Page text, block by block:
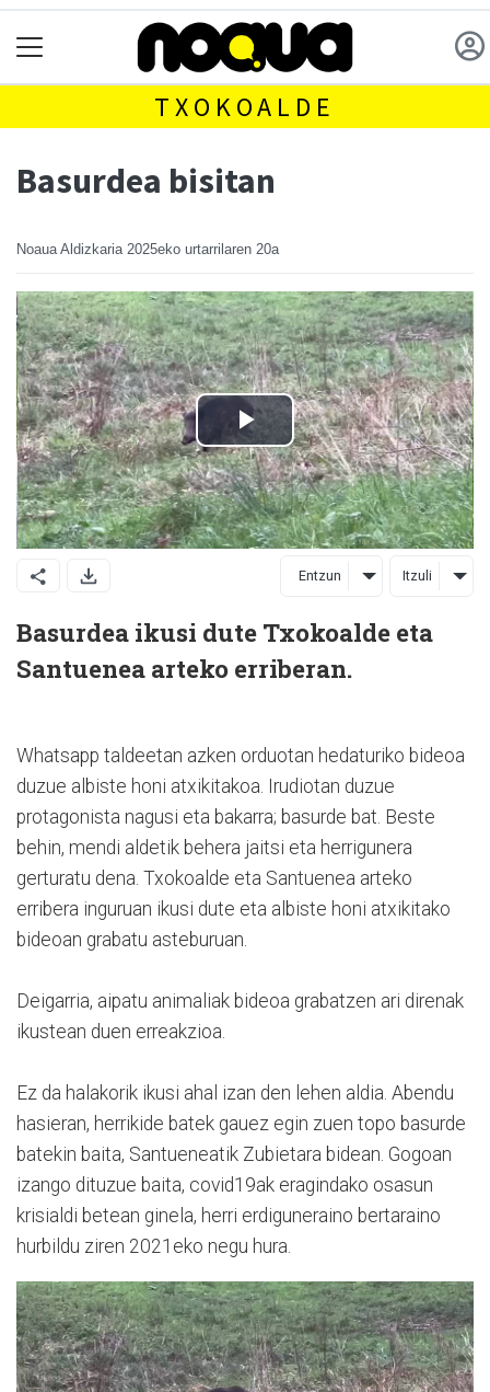
TXOKOALDE
Basurdea bisitan
Noaua Aldizkaria 2025eko urtarrilaren 20a
Entzun Itzuli
Basurdea ikusi dute Txokoalde eta
Santuenea arteko erriberan.
Whatsapp taldeetan azken orduotan hedaturiko bideoa
duzue albiste honi atxikitakoa. Irudiotan duzue
protagonista nagusi eta bakarra; basurde bat. Beste
behin, mendi aldetik behera jaitsi eta herrigunera
gerturatu dena. Txokoalde eta Santuenea arteko
erribera inguruan ikusi dute eta albiste honi atxikitako
bideoan grabatu asteburuan.
Deigarria, aipatu animaliak bideoa grabatzen ari direnak
ikustean duen erreakzioa.
Ez da halakorik ikusi ahal izan den lehen aldia. Abendu
hasieran, herrikide batek gauez egin zuen topo basurde
batekin baita, Santueneatik Zubietara bidean. Gogoan
izango dituzue baita, covid19ak eragindako osasun
krisialdi betean ginela, herri erdiguneraino bertaraino
hurbildu ziren 2021eko negu hura.